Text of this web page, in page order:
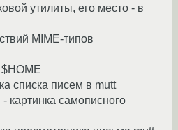
утилиты, его место - в
MIME-типов
списка писем в mutt
картинка самописного